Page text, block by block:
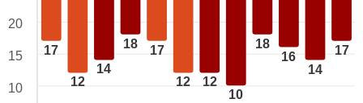
17
12
14
18 17
12 12
10
18
16
14
17
20
15
10